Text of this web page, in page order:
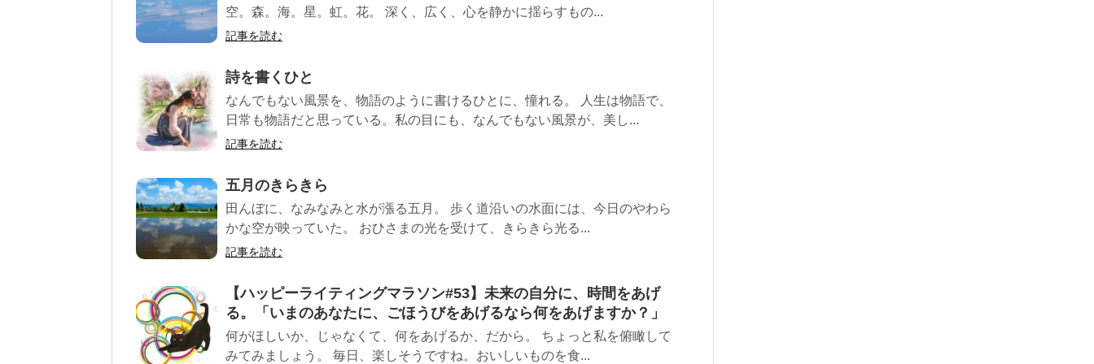
空。森。海。星。虹。花。 深く、広く、心を静かに揺らすもの...
記事を読む
詩を書くひと
なんでもない風景を、物語のように書けるひとに、憧れる。 人生は物語で、
日常も物語だと思っている。私の目にも、なんでもない風景が、美し...
記事を読む
五月のきらきら
田んぼに、なみなみと水が漲る五月。 歩く道沿いの水面には、今日のやわら
かな空が映っていた。 おひさまの光を受けて、きらきら光る...
記事を読む
【ハッピーライティングマラソン#53】未来の自分に、時間をあげ
る。「いまのあなたに、ごほうびをあげるなら何をあげますか？」
何がほしいか、じゃなくて、何をあげるか、だから。 ちょっと私を俯瞰して
みてみましょう。 毎日、楽しそうですね。おいしいものを食...